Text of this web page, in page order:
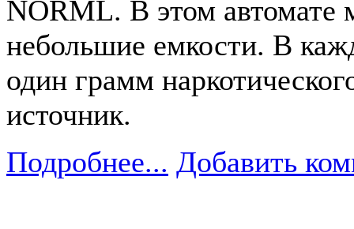
NORML. В этом автомате
небольшие емкости. В
один грамм
источник.
Подробнее... Добавить